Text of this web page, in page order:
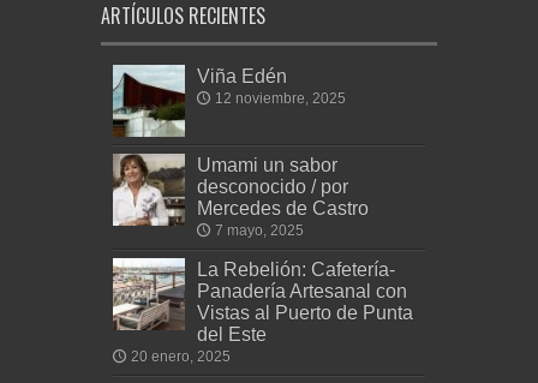
ARTÍCULOS RECIENTES
Viña Edén
12 noviembre, 2025
Umami un sabor
desconocido / por
Mercedes de Castro
7 mayo, 2025
La Rebelión: Cafetería-
Panadería Artesanal con
Vistas al Puerto de Punta
del Este
20 enero, 2025